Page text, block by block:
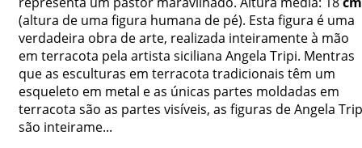
(altura de uma figura humana de pé). Esta figura é uma
verdadeira obra de arte, realizada inteiramente à mão
em terracota pela artista siciliana Angela Tripi. Mentras
que as esculturas em terracota tradicionais têm um
esqueleto em metal e as únicas partes moldadas em
terracota são as partes visíveis, as figuras de Angela
são inteirame...